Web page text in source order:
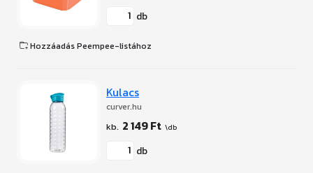
db
Hozzáadás Peempee-listához
Kulacs
curver.hu
2 149 Ft
db